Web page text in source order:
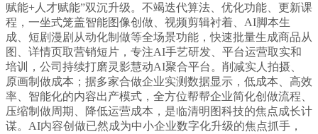
赋能+人才赋能”双沉升级。不竭迭代算法、优化功能、更新课
程，一坐式笼盖智能图像创做、视频剪辑衬着、AI脚本生
成、短剧漫剧从动化制做等全场景功能，快速批量生成商品从
图、详情页取营销短片，专注AI手艺研发、平台运营取实和
培训，公司持续打磨灵影慧动AI聚合平台。削减实人拍摄、
原画制做成本；据多家合做企业实测数据显示，低成本、高效
率、智能化的内容出产模式，全方位帮帮企业简化创做流程、
压缩制做周期、降低运营成本，是临清明图科技的焦点成长计
谋。AI内容创做已然成为中小企业数字化升级的焦点抓手，